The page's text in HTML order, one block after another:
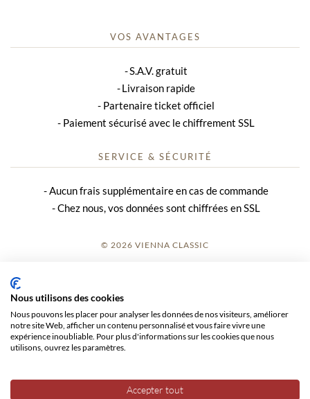
VOS AVANTAGES
S.A.V. gratuit
Livraison rapide
Partenaire ticket officiel
Paiement sécurisé avec le chiffrement SSL
SERVICE & SÉCURITÉ
Aucun frais supplémentaire en cas de commande
Chez nous, vos données sont chiffrées en SSL
© 2026 VIENNA CLASSIC
CGV
Nous utilisons des cookies
Nous pouvons les placer pour analyser les données de nos visiteurs, améliorer
notre site Web, afficher un contenu personnalisé et vous faire vivre une
expérience inoubliable. Pour plus d'informations sur les cookies que nous
utilisons, ouvrez les paramètres.
Accepter tout